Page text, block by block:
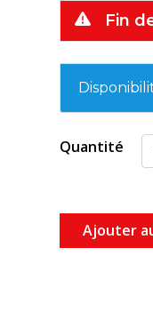
Fin
Quantité
Ajouter